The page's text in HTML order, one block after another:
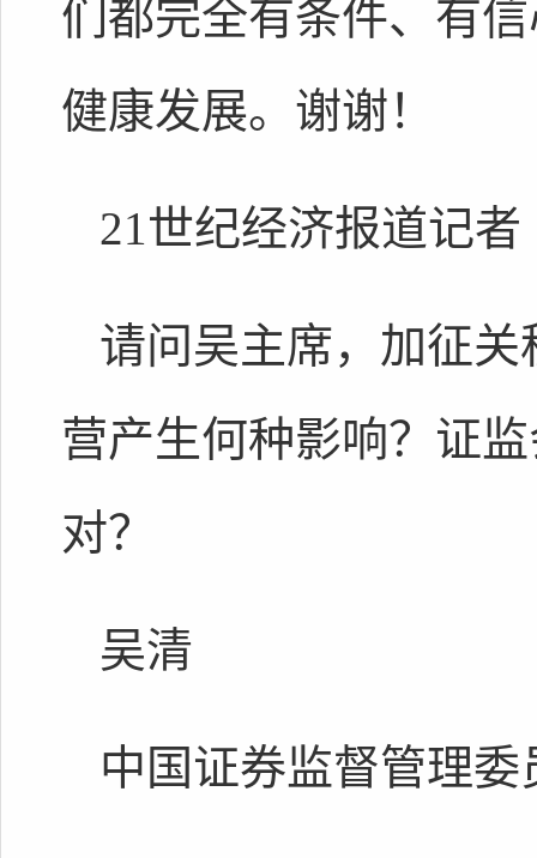
们都完全有条件、有
健康发展。谢谢！
21世纪经济报道记者
请问吴主席，加征
营产生何种影响？证
对？
吴清
中国证券监督管理委